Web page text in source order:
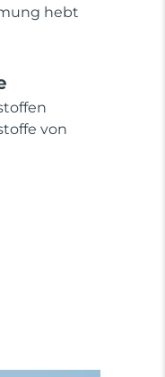
hebt
von